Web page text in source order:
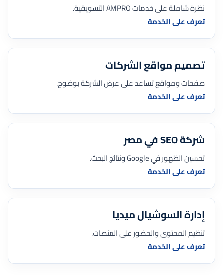
نظرة شاملة على خدمات AMPRO التسويقية.
تعرف على الخدمة
تصميم مواقع الشركات
صفحات ومواقع تساعد على عرض الشركة بوضوح.
تعرف على الخدمة
شركة SEO في مصر
تحسين الظهور في Google ونتائج البحث.
تعرف على الخدمة
إدارة السوشيال ميديا
تنظيم المحتوى والحضور على المنصات.
تعرف على الخدمة